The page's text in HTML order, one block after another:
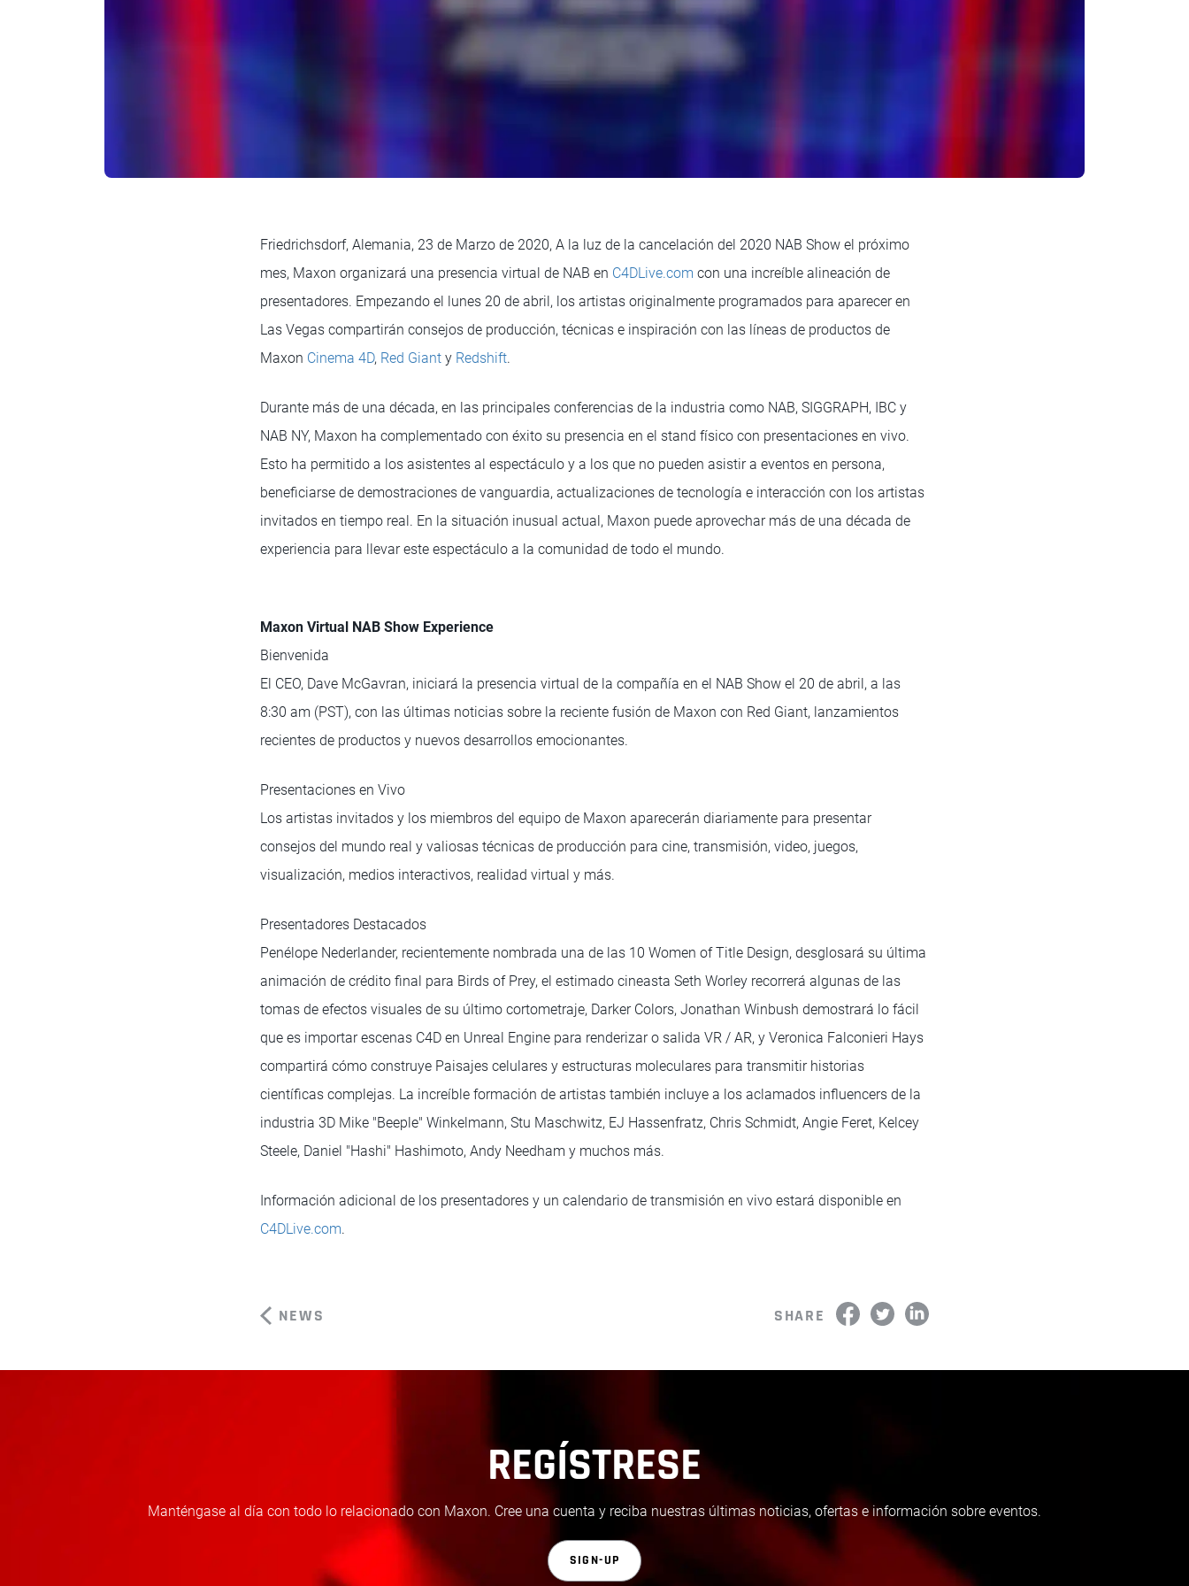
Friedrichsdorf, Alemania, 23 de Marzo de 2020, A la luz de la cancelación del 2020 NAB Show el próximo
mes, Maxon organizará una presencia virtual de NAB en C4DLive.com con una increíble alineación de
presentadores. Empezando el lunes 20 de abril, los artistas originalmente programados para aparecer en
Las Vegas compartirán consejos de producción, técnicas e inspiración con las líneas de productos de
Maxon Cinema 4D, Red Giant y Redshift.
Durante más de una década, en las principales conferencias de la industria como NAB, SIGGRAPH, IBC y
NAB NY, Maxon ha complementado con éxito su presencia en el stand físico con presentaciones en vivo.
Esto ha permitido a los asistentes al espectáculo y a los que no pueden asistir a eventos en persona,
beneficiarse de demostraciones de vanguardia, actualizaciones de tecnología e interacción con los artistas
invitados en tiempo real. En la situación inusual actual, Maxon puede aprovechar más de una década de
experiencia para llevar este espectáculo a la comunidad de todo el mundo.
Maxon Virtual NAB Show Experience
Bienvenida
El CEO, Dave McGavran, iniciará la presencia virtual de la compañía en el NAB Show el 20 de abril, a las
8:30 am (PST), con las últimas noticias sobre la reciente fusión de Maxon con Red Giant, lanzamientos
recientes de productos y nuevos desarrollos emocionantes.
Presentaciones en Vivo
Los artistas invitados y los miembros del equipo de Maxon aparecerán diariamente para presentar
consejos del mundo real y valiosas técnicas de producción para cine, transmisión, video, juegos,
visualización, medios interactivos, realidad virtual y más.
Presentadores Destacados
Penélope Nederlander, recientemente nombrada una de las 10 Women of Title Design, desglosará su última
animación de crédito final para Birds of Prey, el estimado cineasta Seth Worley recorrerá algunas de las
tomas de efectos visuales de su último cortometraje, Darker Colors, Jonathan Winbush demostrará lo fácil
que es importar escenas C4D en Unreal Engine para renderizar o salida VR / AR, y Veronica Falconieri Hays
compartirá cómo construye Paisajes celulares y estructuras moleculares para transmitir historias
científicas complejas. La increíble formación de artistas también incluye a los aclamados influencers de la
industria 3D Mike "Beeple" Winkelmann, Stu Maschwitz, EJ Hassenfratz, Chris Schmidt, Angie Feret, Kelcey
Steele, Daniel "Hashi" Hashimoto, Andy Needham y muchos más.
Información adicional de los presentadores y un calendario de transmisión en vivo estará disponible en
C4DLive.com.
NEWS SHARE
REGÍSTRESE
Manténgase al día con todo lo relacionado con Maxon. Cree una cuenta y reciba nuestras últimas noticias, ofertas e información sobre eventos.
SIGN-UP